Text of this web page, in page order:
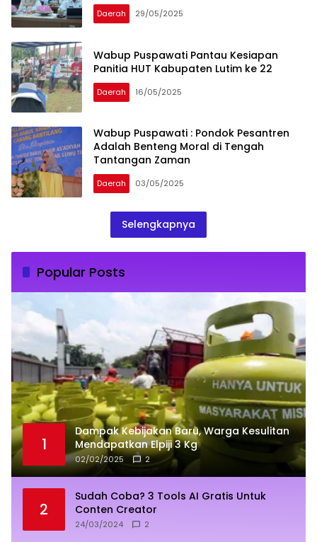
Daerah 29/05/2025
Wabup Puspawati Pantau Kesiapan
Panitia HUT Kabupaten Lutim ke 22
Daerah 16/05/2025
Wabup Puspawati : Pondok Pesantren
Adalah Benteng Moral di Tengah
Tantangan Zaman
Daerah 03/05/2025
Selengkapnya
Popular Posts
1
Dampak Kebijakan Baru, Warga Kesulitan
Mendapatkan Elpiji 3 Kg
02/02/2025 2
2
Sudah Coba? 3 Tools AI Gratis Untuk
Conten Creator
24/03/2024 2